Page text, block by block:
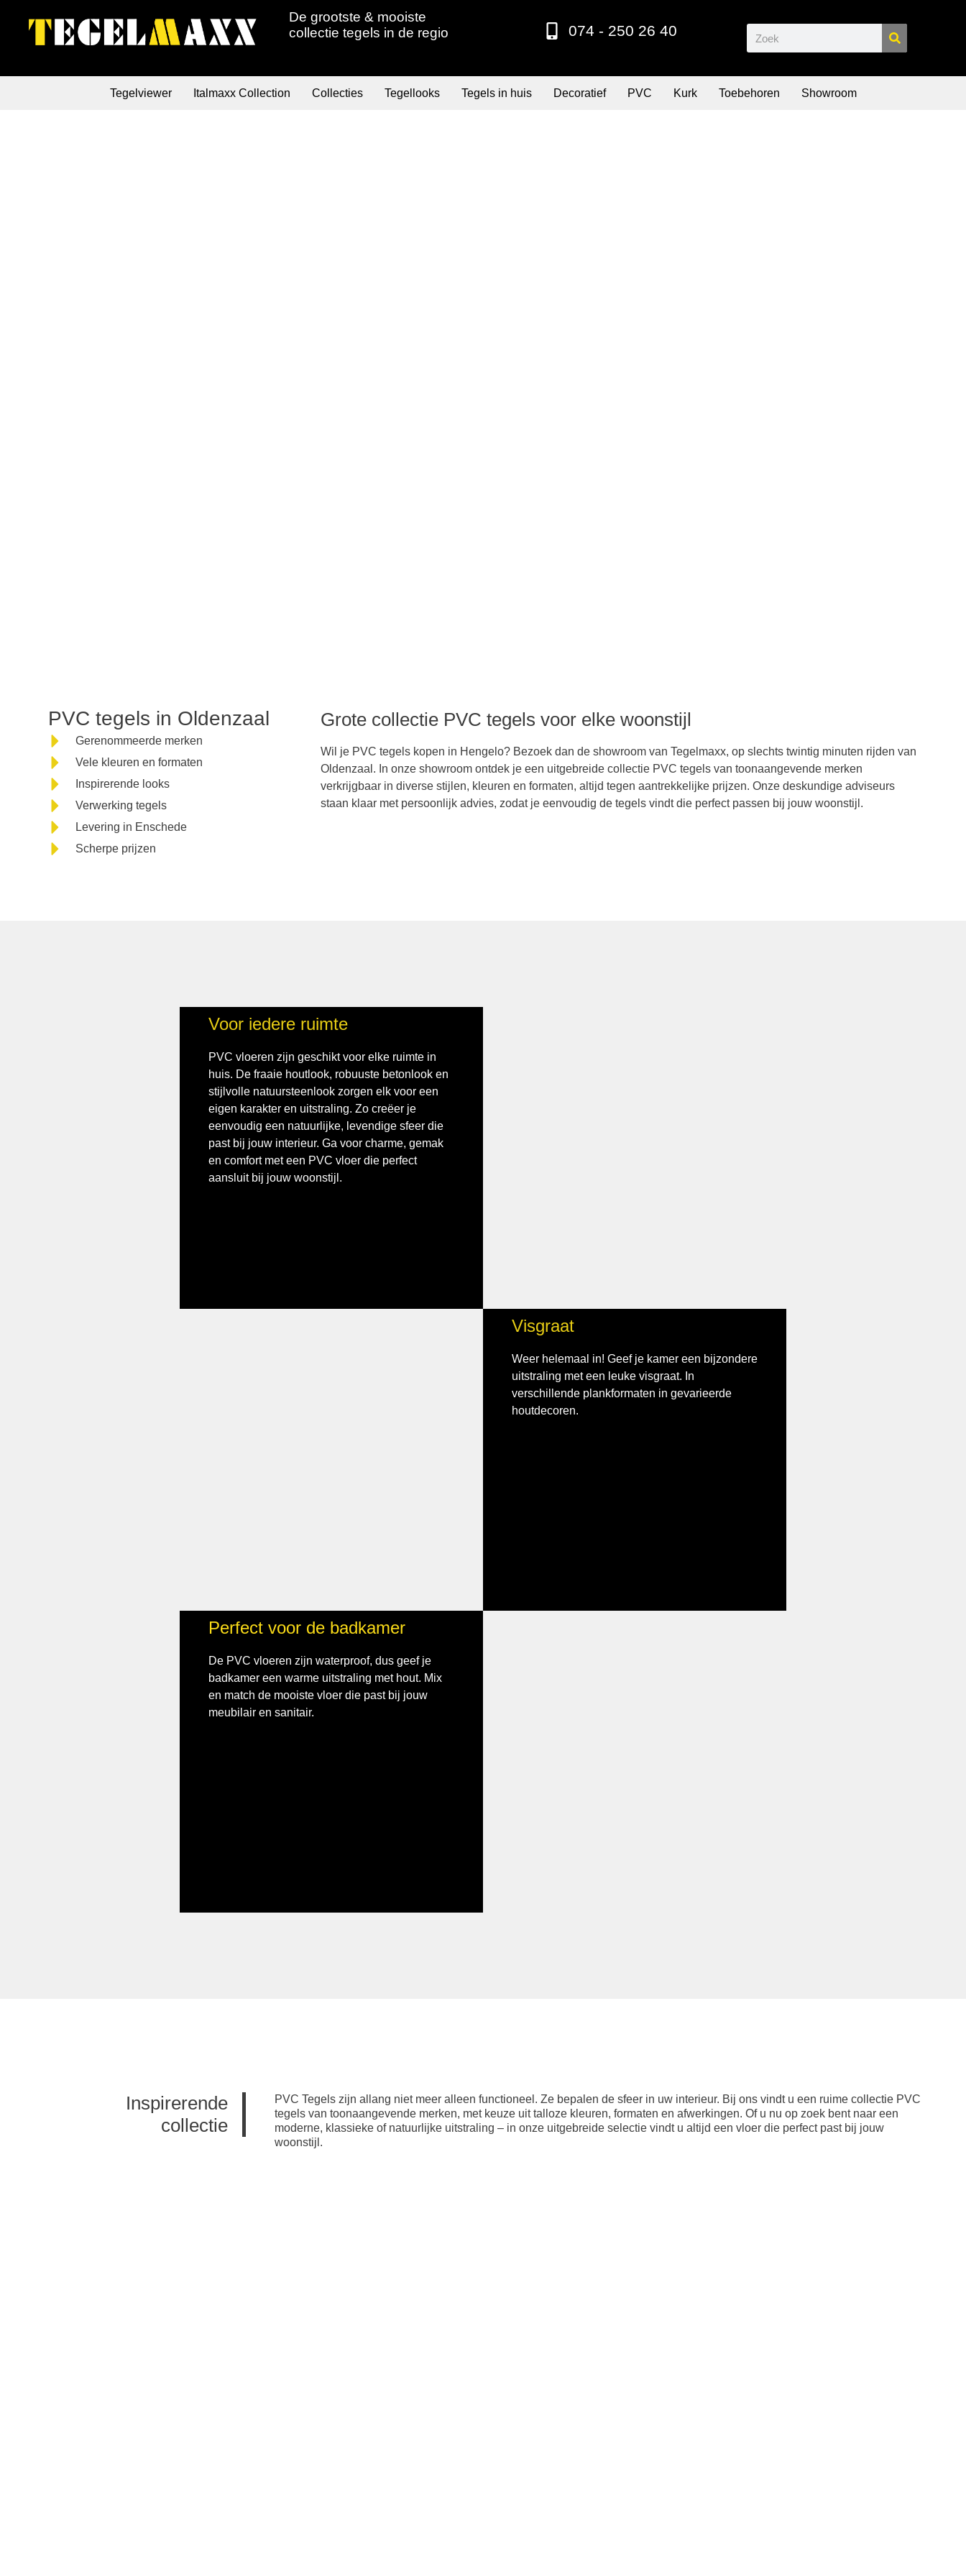
De grootste & mooiste
collectie tegels in de regio
074 - 250 26 40
Tegelviewer Italmaxx Collection Collecties Tegellooks Tegels in huis Decoratief PVC Kurk Toebehoren Showroom
TEGELMAXX
25 jaar vakspecialist in de regio
Grote collectie PVC tegels voor elke woonstijl
Wil je PVC tegels kopen in Hengelo? Bezoek dan de showroom van Tegelmaxx, op slechts twintig minuten rijden van
Oldenzaal. In onze showroom ontdek je een uitgebreide collectie PVC tegels van toonaangevende merken
verkrijgbaar in diverse stijlen, kleuren en formaten, altijd tegen aantrekkelijke prijzen. Onze deskundige adviseurs
staan klaar met persoonlijk advies, zodat je eenvoudig de tegels vindt die perfect passen bij jouw woonstijl.
PVC tegels in Oldenzaal
Gerenommeerde merken
Vele kleuren en formaten
Inspirerende looks
Verwerking tegels
Levering in Enschede
Scherpe prijzen
Voor iedere ruimte
PVC vloeren zijn geschikt voor elke ruimte in
huis. De fraaie houtlook, robuuste betonlook en
stijlvolle natuursteenlook zorgen elk voor een
eigen karakter en uitstraling. Zo creëer je
eenvoudig een natuurlijke, levendige sfeer die
past bij jouw interieur. Ga voor charme, gemak
en comfort met een PVC vloer die perfect
aansluit bij jouw woonstijl.
Visgraat
Weer helemaal in! Geef je kamer een bijzondere
uitstraling met een leuke visgraat. In
verschillende plankformaten in gevarieerde
houtdecoren.
Perfect voor de badkamer
De PVC vloeren zijn waterproof, dus geef je
badkamer een warme uitstraling met hout. Mix
en match de mooiste vloer die past bij jouw
meubilair en sanitair.
Inspirerende
collectie
PVC Tegels zijn allang niet meer alleen functioneel. Ze bepalen de sfeer in uw interieur. Bij ons vindt u een ruime collectie PVC
tegels van toonaangevende merken, met keuze uit talloze kleuren, formaten en afwerkingen. Of u nu op zoek bent naar een
moderne, klassieke of natuurlijke uitstraling – in onze uitgebreide selectie vindt u altijd een vloer die perfect past bij jouw
woonstijl.